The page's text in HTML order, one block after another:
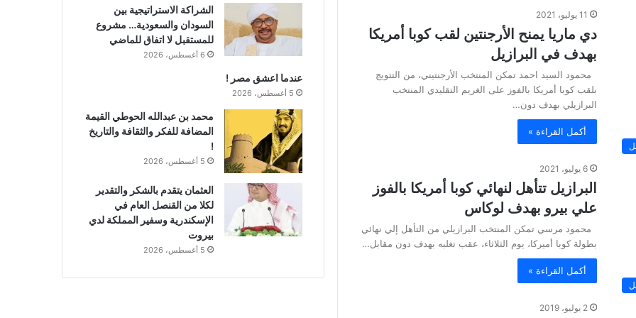
11 يوليو، 2021
دي ماريا يمنح الأرجنتين لقب كوبا أمريكا
بهدف في البرازيل
محمود السيد احمد تمكن المنتخب الأرجنتيني، من التتويج
بلقب كوبا أمريكا بالفوز على الغريم التقليدي المنتخب
البرازيلي بهدف دون…
أكمل القراءة »
6 يوليو، 2021
البرازيل تتأهل لنهائي كوبا أمريكا بالفوز
علي بيرو بهدف لوكاس
محمود مرسي تمكن المنتخب البرازيلي من التأهل إلي نهائي
بطولة كوبا أميركا، يوم الثلاثاء، عقب تغلبه بهدف دون مقابل…
أكمل القراءة »
2 يوليو، 2019
الشراكة الاستراتيجية بين
السودان والسعودية… مشروع
للمستقبل لا اتفاق للماضي
6 أغسطس، 2026
عندما اعشق مصر !
5 أغسطس، 2026
محمد بن عبدالله الحوطي القيمة
المضافة للفكر والثقافة والتاريخ
!
5 أغسطس، 2026
العثمان يتقدم بالشكر والتقدير
لكلا من القنصل العام في
الإسكندرية وسفير المملكة لدي
بيروت
5 أغسطس، 2026